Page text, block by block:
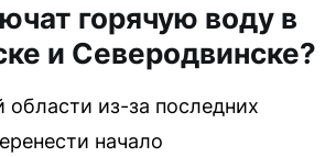
горячую воду в
и Северодвинске?
области из-за последних
начало